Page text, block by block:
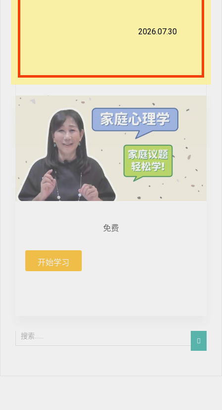
在此浏览器中保存我的显示名称、邮箱地址和网站地
免费
开始学习
2026.07.30